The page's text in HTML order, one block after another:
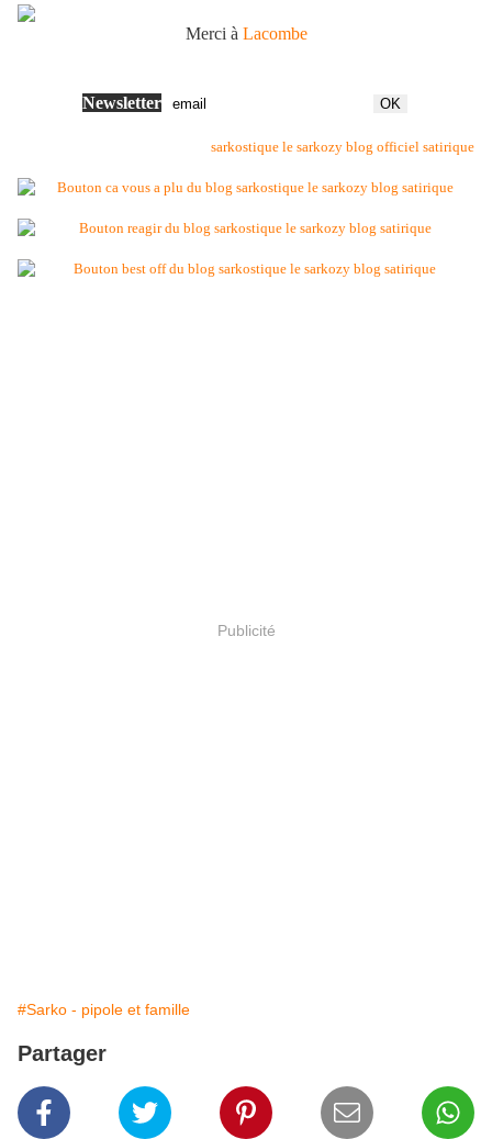
Merci à Lacombe
Newsletter
sarkostique le sarkozy blog officiel satirique
Publicité
#Sarko - pipole et famille
Partager